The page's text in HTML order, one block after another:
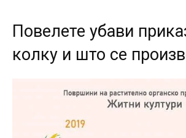
Повелете убави
колку и што се